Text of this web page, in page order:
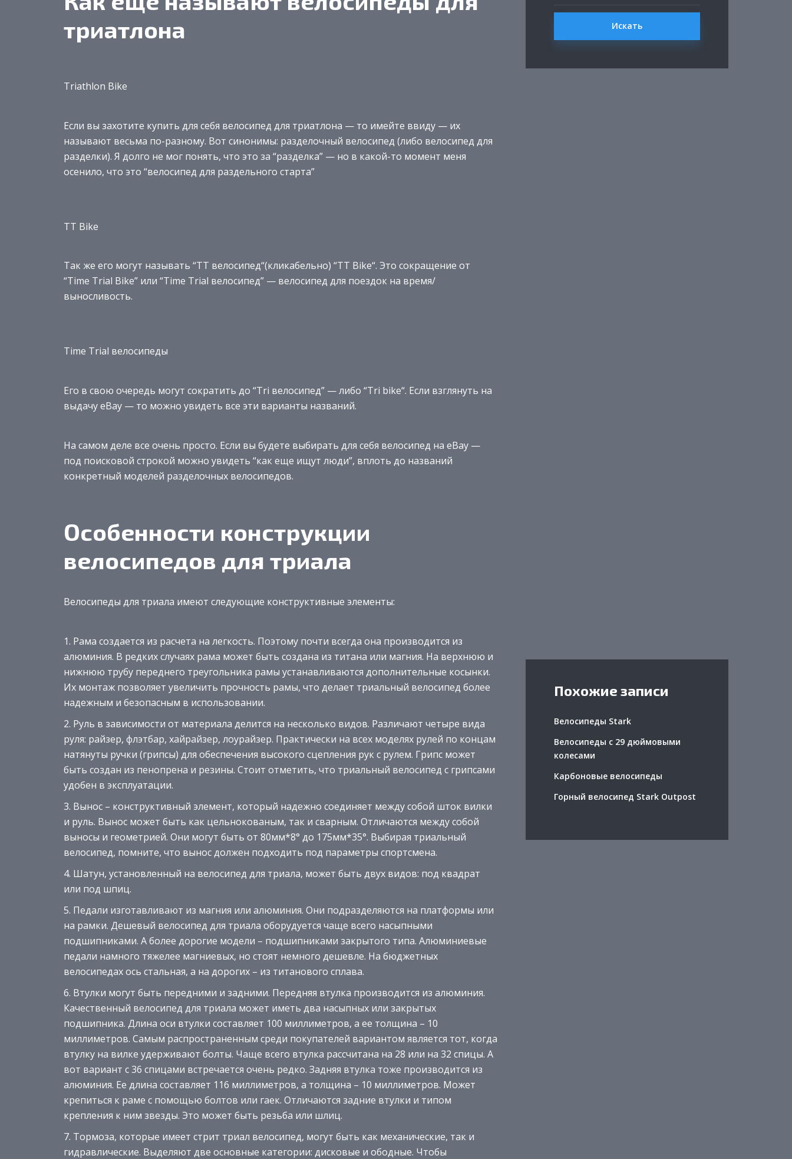
триатлона
Triathlon Bike
Если вы захотите купить для себя велосипед для триатлона — то имейте ввиду — их
называют весьма по-разному. Вот синонимы: разделочный велосипед (либо велосипед для
разделки). Я долго не мог понять, что это за “разделка” — но в какой-то момент меня
осенило, что это “велосипед для раздельного старта”
TT Bike
Так же его могут называть “ТТ велосипед“(кликабельно) “TT Bike“. Это сокращение от
“Time Trial Bike” или “Time Trial велосипед” — велосипед для поездок на время/
выносливость.
Time Trial велосипеды
Его в свою очередь могут сократить до “Tri велосипед” — либо “Tri bike“. Если взглянуть на
выдачу eBay — то можно увидеть все эти варианты названий.
На самом деле все очень просто. Если вы будете выбирать для себя велосипед на eBay —
под поисковой строкой можно увидеть “как еще ищут люди”, вплоть до названий
конкретный моделей разделочных велосипедов.
Особенности конструкции
велосипедов для триала
Велосипеды для триала имеют следующие конструктивные элементы:
Рама создается из расчета на легкость. Поэтому почти всегда она производится из
алюминия. В редких случаях рама может быть создана из титана или магния. На верхнюю и
нижнюю трубу переднего треугольника рамы устанавливаются дополнительные косынки.
Их монтаж позволяет увеличить прочность рамы, что делает триальный велосипед более
надежным и безопасным в использовании.
Руль в зависимости от материала делится на несколько видов. Различают четыре вида
руля: райзер, флэтбар, хайрайзер, лоурайзер. Практически на всех моделях рулей по концам
натянуты ручки (грипсы) для обеспечения высокого сцепления рук с рулем. Грипс может
быть создан из пенопрена и резины. Стоит отметить, что триальный велосипед с грипсами
удобен в эксплуатации.
Вынос – конструктивный элемент, который надежно соединяет между собой шток вилки
и руль. Вынос может быть как цельнокованым, так и сварным. Отличаются между собой
выносы и геометрией. Они могут быть от 80мм*8° до 175мм*35°. Выбирая триальный
велосипед, помните, что вынос должен подходить под параметры спортсмена.
Шатун, установленный на велосипед для триала, может быть двух видов: под квадрат
или под шпиц.
Педали изготавливают из магния или алюминия. Они подразделяются на платформы или
на рамки. Дешевый велосипед для триала оборудуется чаще всего насыпными
подшипниками. А более дорогие модели – подшипниками закрытого типа. Алюминиевые
педали намного тяжелее магниевых, но стоят немного дешевле. На бюджетных
велосипедах ось стальная, а на дорогих – из титанового сплава.
Втулки могут быть передними и задними. Передняя втулка производится из алюминия.
Качественный велосипед для триала может иметь два насыпных или закрытых
подшипника. Длина оси втулки составляет 100 миллиметров, а ее толщина – 10
миллиметров. Самым распространенным среди покупателей вариантом является тот, когда
втулку на вилке удерживают болты. Чаще всего втулка рассчитана на 28 или на 32 спицы. А
вот вариант с 36 спицами встречается очень редко. Задняя втулка тоже производится из
алюминия. Ее длина составляет 116 миллиметров, а толщина – 10 миллиметров. Может
крепиться к раме с помощью болтов или гаек. Отличаются задние втулки и типом
крепления к ним звезды. Это может быть резьба или шлиц.
Тормоза, которые имеет стрит триал велосипед, могут быть как механические, так и
гидравлические. Выделяют две основные категории: дисковые и ободные. Чтобы
Искать
Похожие записи
Велосипеды Stark
Велосипеды с 29 дюймовыми
колесами
Карбоновые велосипеды
Горный велосипед Stark Outpost